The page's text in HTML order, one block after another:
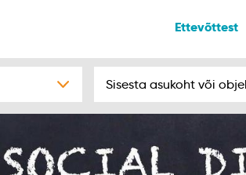
Ettevõttest